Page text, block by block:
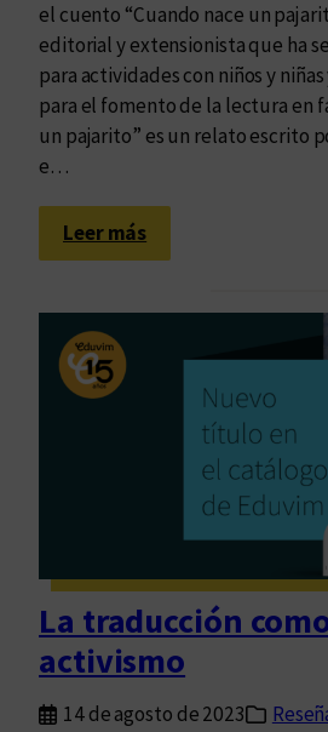
el cuento “Cuando nace un
editorial y extensionista que ha
para actividades con niños y
para el fomento de la lectura en
un pajarito” es un relato escrito
e…
Leer más:
I
e
u
n
a
n
La traducción
activismo
14 de agosto de 2023